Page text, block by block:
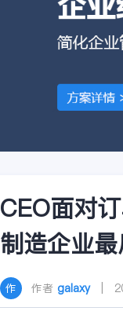
CEO面对
制造企业
作者 galaxy|